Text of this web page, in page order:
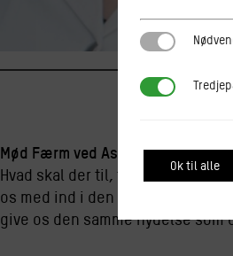
Mød Færm ved Astrid Bonke
Hvad skal der til, for at vi kan få
os med ind i den
give os den samme nydelse som
Nødvendige
Ok til alle